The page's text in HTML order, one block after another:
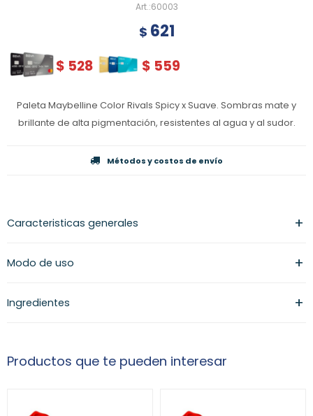
60003
$ 621
$ 528 $ 559
Paleta Maybelline Color Rivals Spicy x Suave. Sombras mate y
brillante de alta pigmentación, resistentes al agua y al sudor.
Métodos y costos de envío
Caracteristicas generales
Modo de uso
Ingredientes
Productos que te pueden interesar